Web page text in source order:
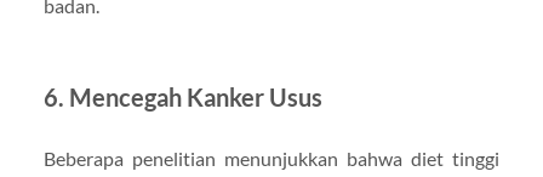
badan.
6. Mencegah Kanker Usus
Beberapa penelitian menunjukkan bahwa diet tinggi